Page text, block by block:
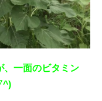
、一面のビタミン